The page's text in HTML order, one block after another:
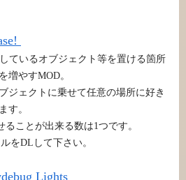
ているオブジェクト等を置ける箇所
増やすMOD。
ジェクトに乗せて任意の場所に好き
す。
ことが出来る数は1つです。
をDLして下さい。
Lights